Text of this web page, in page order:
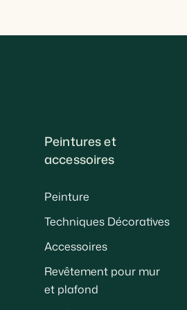
Peintures et
accessoires
Peinture
Techniques Décoratives
Accessoires
Revêtement pour mur
et plafond